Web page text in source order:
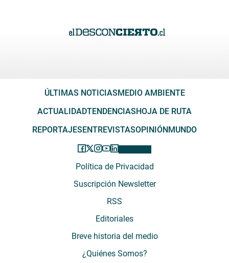
ÚLTIMAS NOTICIAS MEDIO AMBIENTE
ACTUALIDADTENDENCIAS HOJA DE RUTA
REPORTAJES ENTREVISTASOPINIÓN MUNDO
Política de Privacidad
Suscripción Newsletter
RSS
Editoriales
Breve historia del medio
¿Quiénes Somos?